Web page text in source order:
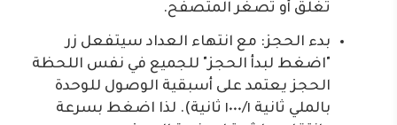
تغلق أو تصغر المتصفح.
بدء الحجز: مع انتهاء العداد سيتفعل زر
"اضغط لبدأ الحجز" للجميع في نفس اللحظة
الحجز يعتمد على أسبقية الوصول للوحدة
بالملي ثانية ١٠٠٠/١ ثانية). لذا اضغط بسرعة